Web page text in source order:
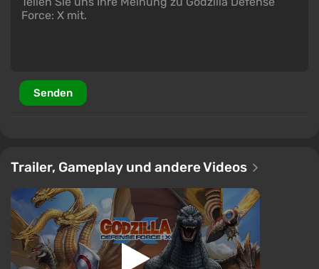
Senden
Trailer, Gameplay und andere Videos